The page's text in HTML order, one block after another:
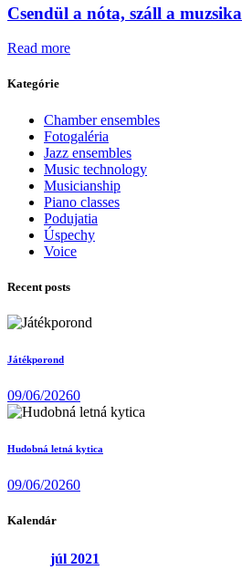
Csendül a nóta, száll a muzsika
Read more
Kategórie
Chamber ensembles
Fotogaléria
Jazz ensembles
Music technology
Musicianship
Piano classes
Podujatia
Úspechy
Voice
Recent posts
Játékporond
09/06/20260
Hudobná letná kytica
09/06/20260
Kalendár
júl 2021